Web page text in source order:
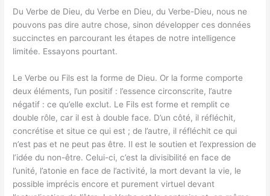
Du Verbe de Dieu, du Verbe en Dieu, du Verbe-Dieu, nous ne
pouvons pas dire autre chose, sinon développer ces données
succinctes en parcourant les étapes de notre intelligence
limitée. Essayons pourtant.
Le Verbe ou Fils est la forme de Dieu. Or la forme comporte
deux éléments, l’un positif : l’essence circonscrite, l’autre
négatif : ce qu’elle exclut. Le Fils est forme et remplit ce
double rôle, car il est à double face. D’un côté, il réfléchit,
concrétise et situe ce qui est ; de l’autre, il réfléchit ce qui
n’est pas et ne peut pas être. Il est le soutien et l’expression de
l’idée du non-être. Celui-ci, c’est la divisibilité en face de
l’unité, l’atonie en face de l’activité, la mort devant la vie, le
possible imprécis encore et purement virtuel devant